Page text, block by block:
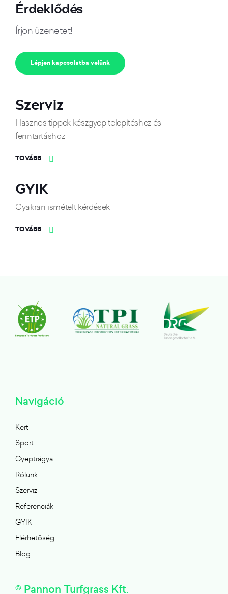
Érdeklődés
Írjon üzenetet!
Lépjen kapcsolatba velünk
Szerviz
Hasznos tippek készgyep telepítéshez és
fenntartáshoz
TOVÁBB
GYIK
Gyakran ismételt kérdések
TOVÁBB
Navigáció
Kert
Sport
Gyeptrágya
Rólunk
Szerviz
Referenciák
GYIK
Elérhetőség
Blog
© Pannon Turfgrass Kft.